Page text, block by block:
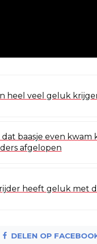
heel veel geluk
baasje even kwam
afgelopen
heeft geluk met
DELEN OP